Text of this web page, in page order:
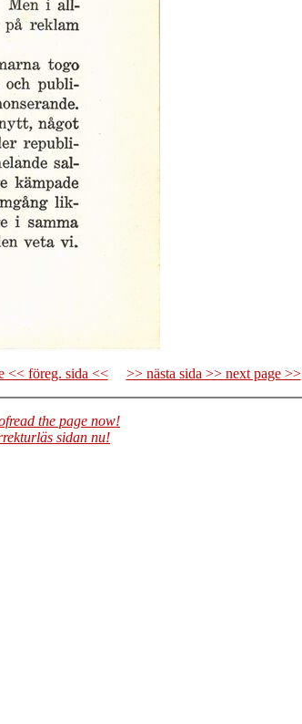
<< föreg. sida << >> nästa sida >> next page >>
the page now!
sidan nu!